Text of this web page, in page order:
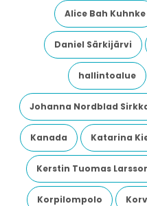
Alice Bah Kuhnke
Daniel Särkijärvi
hallintoalue
Johanna Nordblad
Kanada Katarina
Kerstin Tuomas
Korpilompolo